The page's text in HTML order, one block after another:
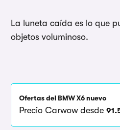
La luneta caída es lo que
objetos voluminoso.
Ofertas del BMW X6 nuevo
Precio Carwow desde